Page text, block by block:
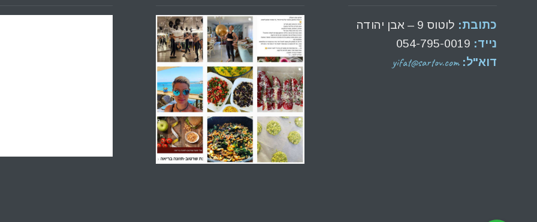
כתובת: לוטוס 9 – אבן יהודה
נייד: 054-795-0019
דוא"ל:yifat@sartov.com